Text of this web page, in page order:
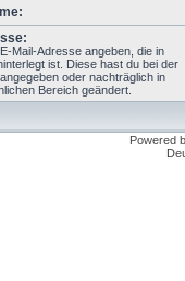
Mail-Adresse angeben, die in
ist. Diese hast du bei der
oder nachträglich in
Bereich geändert.
Powered